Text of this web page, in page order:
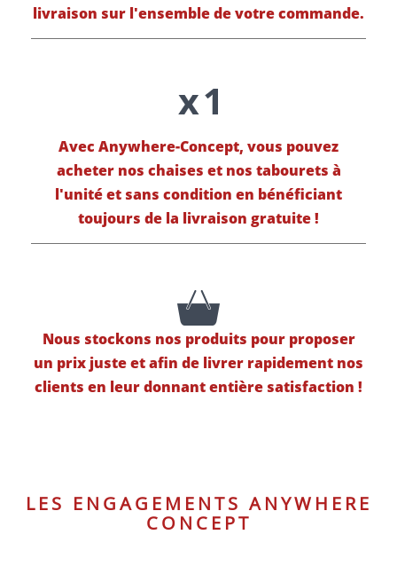
livraison sur l'ensemble de votre commande.
Avec Anywhere-Concept, vous pouvez
acheter nos chaises et nos tabourets à
l'unité et sans condition en bénéficiant
toujours de la livraison gratuite !
Nous stockons nos produits pour proposer
un prix juste et afin de livrer rapidement nos
clients en leur donnant entière satisfaction !
LES ENGAGEMENTS ANYWHERE
CONCEPT